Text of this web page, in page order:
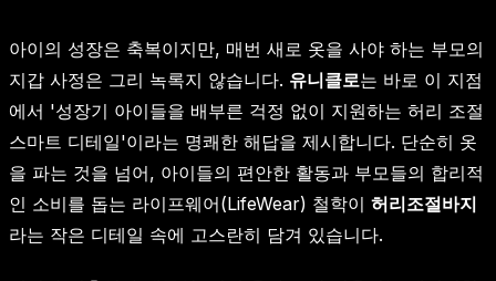
아이의 성장은 축복이지만, 매번 새로 옷을 사야 하는 부모의
지갑 사정은 그리 녹록지 않습니다. 유니클로는 바로 이 지점
에서 '성장기 아이들을 배부른 걱정 없이 지원하는 허리 조절
스마트 디테일'이라는 명쾌한 해답을 제시합니다. 단순히 옷
을 파는 것을 넘어, 아이들의 편안한 활동과 부모들의 합리적
인 소비를 돕는 라이프웨어(LifeWear) 철학이 허리조절바지
라는 작은 디테일 속에 고스란히 담겨 있습니다.